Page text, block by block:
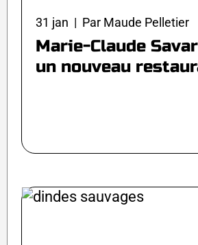
31 jan | Par Maude Pelletier
Marie-Claude
un nouveau